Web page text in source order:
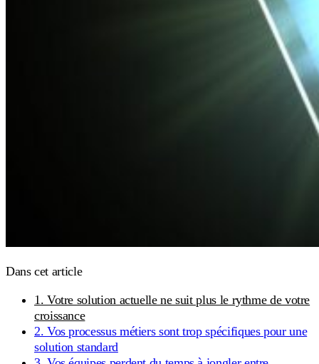
Dans cet article
1. Votre solution actuelle ne suit plus le rythme de votre
croissance
2. Vos processus métiers sont trop spécifiques pour une
solution standard